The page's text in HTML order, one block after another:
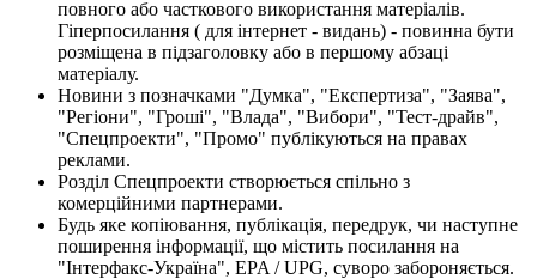
повного або часткового використання матеріалів.
Гіперпосилання ( для інтернет - видань) - повинна бути
розміщена в підзаголовку або в першому абзаці
матеріалу.
Новини з позначками "Думка", "Експертиза", "Заява",
"Регіони", "Гроші", "Влада", "Вибори", "Тест-драйв",
"Спецпроекти", "Промо" публікуються на правах
реклами.
Розділ Спецпроекти створюється спільно з
комерційними партнерами.
Будь яке копіювання, публікація, передрук, чи наступне
поширення інформації, що містить посилання на
"Інтерфакс-Україна", EPA / UPG, суворо забороняється.